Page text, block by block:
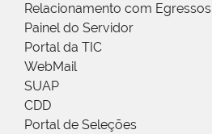
Relacionamento com Egressos
Painel do Servidor
Portal da TIC
WebMail
SUAP
CDD
Portal de Seleções